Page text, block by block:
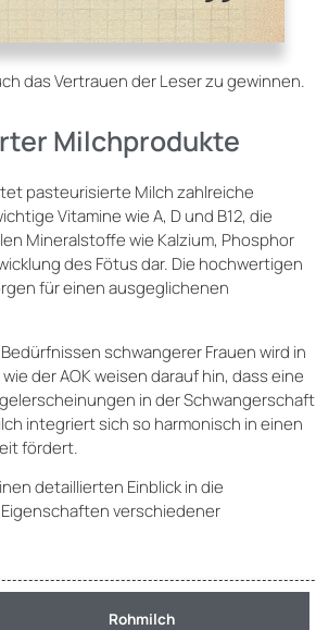
das Vertrauen der Leser zu gewinnen.
Milchprodukte
pasteurisierte Milch zahlreiche
Vitamine wie A, D und B12, die
Mineralstoffe wie Kalzium, Phosphor
des Fötus dar. Die hochwertigen
für einen ausgeglichenen
schwangerer Frauen wird in
der AOK weisen darauf hin, dass eine
in der Schwangerschaft
integriert sich so harmonisch in einen
fördert.
detaillierten Einblick in die
verschiedener
Rohmilch